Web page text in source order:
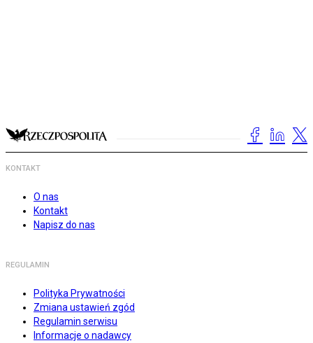
KONTAKT
O nas
Kontakt
Napisz do nas
REGULAMIN
Polityka Prywatności
Zmiana ustawień zgód
Regulamin serwisu
Informacje o nadawcy